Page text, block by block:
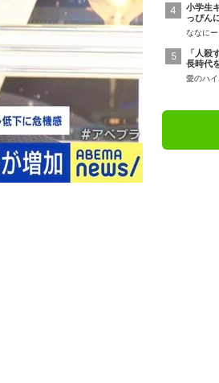
小学生
っぴん
ななに
「人殺
長時代
愛のハ